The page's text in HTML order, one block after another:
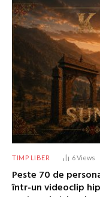
TIMP LIBER 6Views
Peste 70 de
într-un videoclip